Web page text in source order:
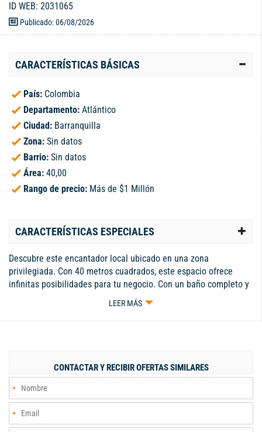
ID WEB: 2031065
Publicado: 06/08/2026
CARACTERÍSTICAS BÁSICAS
País: Colombia
Departamento: Atlántico
Ciudad: Barranquilla
Zona: Sin datos
Barrio: Sin datos
Área: 40,00
Rango de precio: Más de $1 Millón
CARACTERÍSTICAS ESPECIALES
Descubre este encantador local ubicado en una zona
privilegiada. Con 40 metros cuadrados, este espacio ofrece
infinitas posibilidades para tu negocio. Con un baño completo y
un ambiente amplio y luminoso, es el lugar perfecto para dar
alta afluencia de clientes potenciales. No pierdas la
realidad tus sueños comerciales! Código interno: 121494
LEER MÁS
CONTACTAR Y RECIBIR OFERTAS SIMILARES